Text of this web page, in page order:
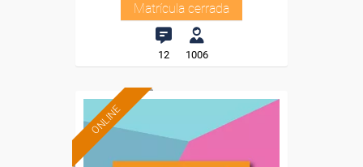
Matrícula cerrada
12 1006
ONLINE